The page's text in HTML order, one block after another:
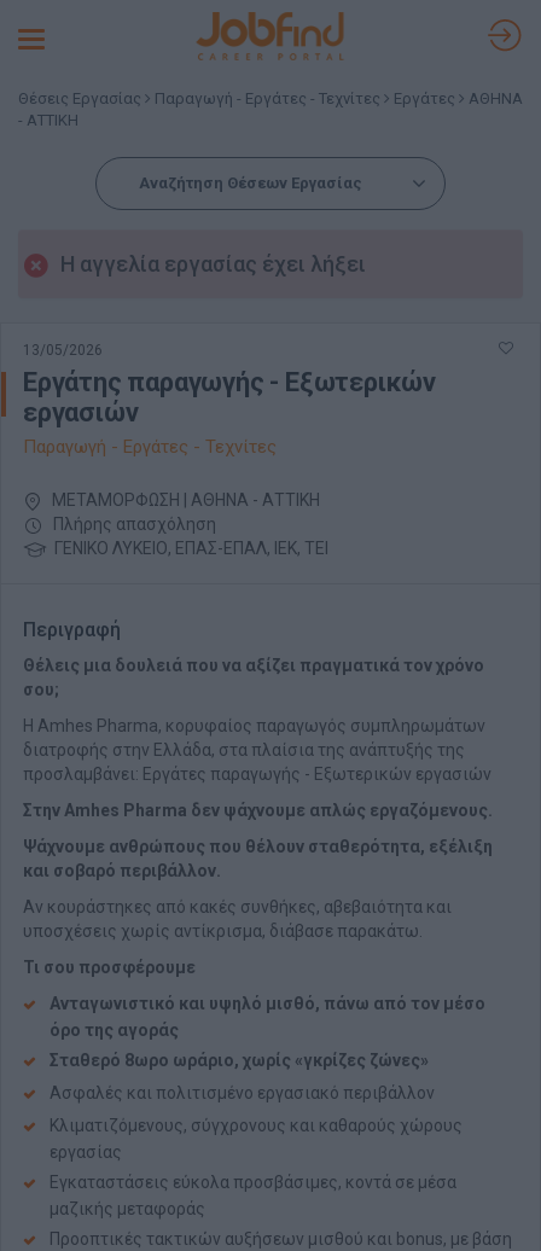
Toggle
Θέσεις Εργασίας Παραγωγή - Εργάτες - Τεχνίτες Εργάτες
ΑΘΗΝΑ
- ΑΤΤΙΚΗ
Αναζήτηση Θέσεων Εργασίας
Η αγγελία εργασίας έχει λήξει
13/05/2026
Εργάτης παραγωγής - Εξωτερικών
εργασιών
Παραγωγή - Εργάτες - Τεχνίτες
ΜΕΤΑΜΟΡΦΩΣΗ | ΑΘΗΝΑ - ΑΤΤΙΚΗ
Πλήρης απασχόληση
ΓΕΝΙΚΟ ΛΥΚΕΙΟ, ΕΠΑΣ-ΕΠΑΛ, ΙΕΚ, ΤΕΙ
Περιγραφή
Θέλεις μια δουλειά που να αξίζει πραγματικά τον χρόνο
σου;
H Amhes Pharma, κορυφαίος παραγωγός συμπληρωμάτων
διατροφής στην Ελλάδα, στα πλαίσια της ανάπτυξής της
προσλαμβάνει: Εργάτες παραγωγής - Εξωτερικών εργασιών
Στην Amhes Pharma δεν ψάχνουμε απλώς εργαζόμενους.
Ψάχνουμε ανθρώπους που θέλουν σταθερότητα, εξέλιξη
και σοβαρό περιβάλλον.
Αν κουράστηκες από κακές συνθήκες, αβεβαιότητα και
υποσχέσεις χωρίς αντίκρισμα, διάβασε παρακάτω.
Τι σου προσφέρουμε
Ανταγωνιστικό και υψηλό μισθό, πάνω από τον μέσο
όρο της αγοράς
Σταθερό 8ωρο ωράριο, χωρίς «γκρίζες ζώνες»
Ασφαλές και πολιτισμένο εργασιακό περιβάλλον
Κλιματιζόμενους, σύγχρονους και καθαρούς χώρους
εργασίας
Εγκαταστάσεις εύκολα προσβάσιμες, κοντά σε μέσα
μαζικής μεταφοράς
Προοπτικές τακτικών αυξήσεων μισθού και bonus, με βάση